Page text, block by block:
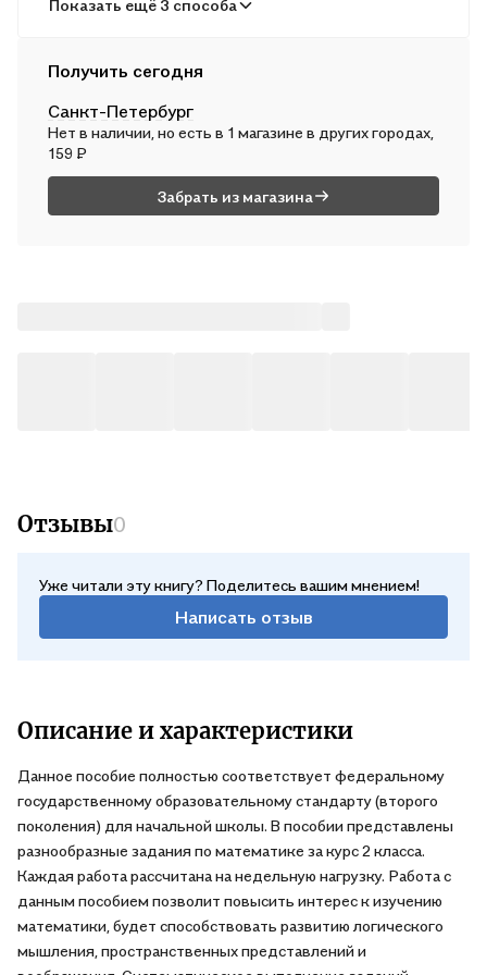
В пунктах выдачи
В ср, 12 августа — от 311 ₽
Почтой России
В чт, 13 августа — от 492 ₽
Показать ещё 3 способа
Получить сегодня
Санкт-Петербург
Нет в наличии, но есть в 1 магазине в других городах,
159 ₽
Забрать из магазина
Отзывы0
Уже читали эту книгу? Поделитесь вашим мнением!
Написать отзыв
Описание и характеристики
Данное пособие полностью соответствует федеральному
государственному образовательному стандарту (второго
поколения) для начальной школы. В пособии представлены
разнообразные задания по математике за курс 2 класса.
Каждая работа рассчитана на недельную нагрузку. Работа с
данным пособием позволит повысить интерес к изучению
математики, будет способствовать развитию логического
мышления, пространственных представлений и